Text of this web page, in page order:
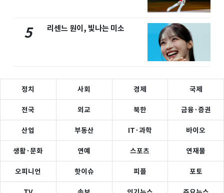
5 리센느 원이, 빛나는 미소
정치 사회 경제 국제
전국 외교 북한 금융·증권
산업 부동산 IT·과학 바이오
생활·문화 연예 스포츠 연재물
오피니언 핫이슈 피플 포토